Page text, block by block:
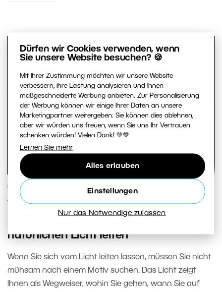
Dürfen wir Cookies verwenden, wenn
Sie unsere Website besuchen? 🍪
Mit Ihrer Zustimmung möchten wir unsere Website
verbessern, ihre Leistung analysieren und Ihnen
maßgeschneiderte Werbung anbieten. Zur Personalisierung
der Werbung können wir einige Ihrer Daten an unsere
Marketingpartner weitergeben. Sie können dies ablehnen,
aber wir würden uns freuen, wenn Sie uns Ihr Vertrauen
schenken würden! Vielen Dank! 💚💙
Lernen Sie mehr
Alles erlauben
Einstellungen
Nur das Notwendige zulassen
FOTOSCHULE
Wenn das Licht für Sie entscheidet: So
lassen Sie sich beim Fotografieren vom
natürlichen Licht leiten
Wenn Sie sich vom Licht leiten lassen, müssen Sie nicht
mühsam nach einem Motiv suchen. Das Licht zeigt
Ihnen als Wegweiser, wohin Sie gehen, wann Sie auf